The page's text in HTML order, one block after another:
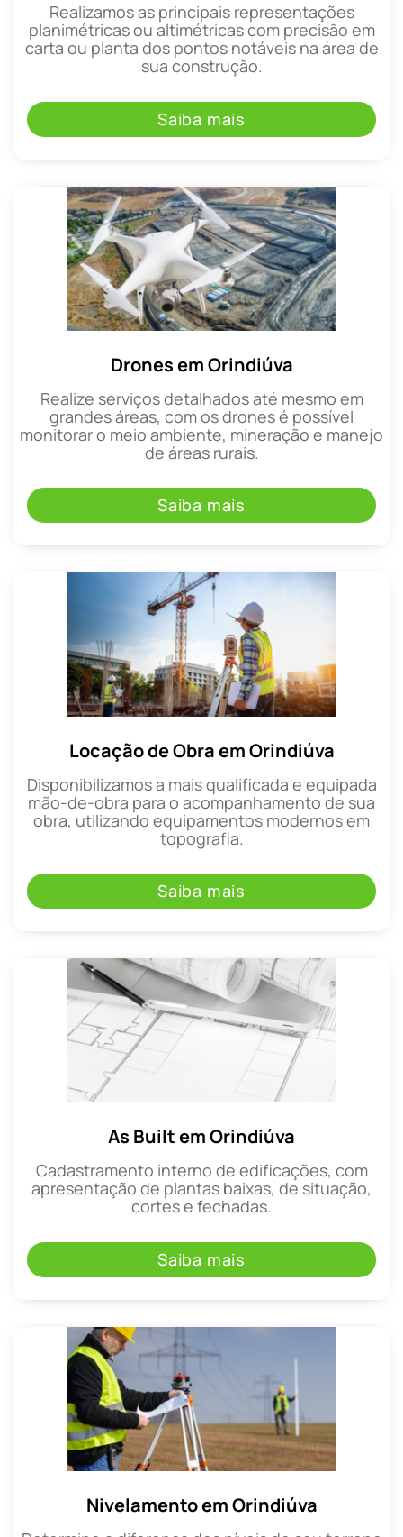
Realizamos as principais representações
planimétricas ou altimétricas com precisão em
carta ou planta dos pontos notáveis na área de
sua construção.
Saiba mais
Drones em Orindiúva
Realize serviços detalhados até mesmo em
grandes áreas, com os drones é possível
monitorar o meio ambiente, mineração e manejo
de áreas rurais.
Saiba mais
Locação de Obra em Orindiúva
Disponibilizamos a mais qualificada e equipada
mão-de-obra para o acompanhamento de sua
obra, utilizando equipamentos modernos em
topografia.
Saiba mais
As Built em Orindiúva
Cadastramento interno de edificações, com
apresentação de plantas baixas, de situação,
cortes e fechadas.
Saiba mais
Nivelamento em Orindiúva